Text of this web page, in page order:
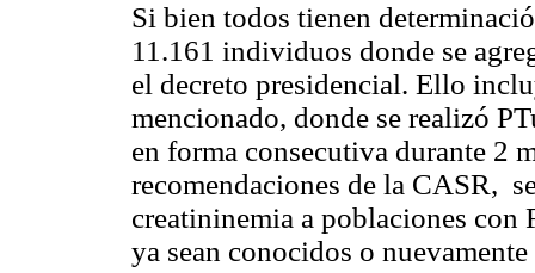
Si bien todos tienen
11.161 individuos donde se
el decreto presidencial. Ello
mencionado, donde se realizó
en forma consecutiva durante 2
recomendaciones de la CASR,
creatininemia a poblaciones con
ya sean conocidos o